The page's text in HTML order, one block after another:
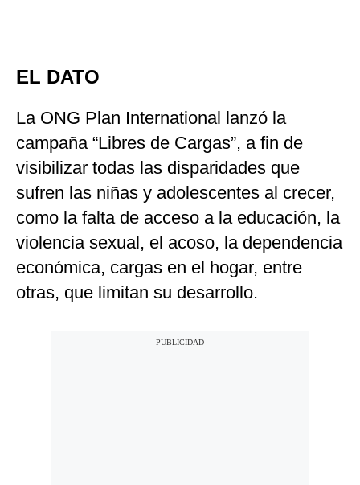
EL DATO
La ONG Plan International lanzó la
campaña “Libres de Cargas”, a fin de
visibilizar todas las disparidades que
sufren las niñas y adolescentes al crecer,
como la falta de acceso a la educación, la
violencia sexual, el acoso, la dependencia
económica, cargas en el hogar, entre
otras, que limitan su desarrollo.